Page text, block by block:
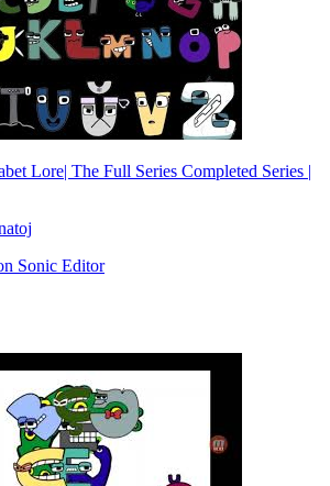
Lore| The Full Series Completed Series |
Sonic Editor